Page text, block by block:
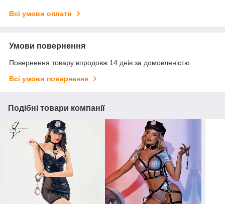
Всі умови оплати
Умови повернення
Повернення товару впродовж 14 днів за домовленістю
Всі умови повернення
Подібні товари компанії